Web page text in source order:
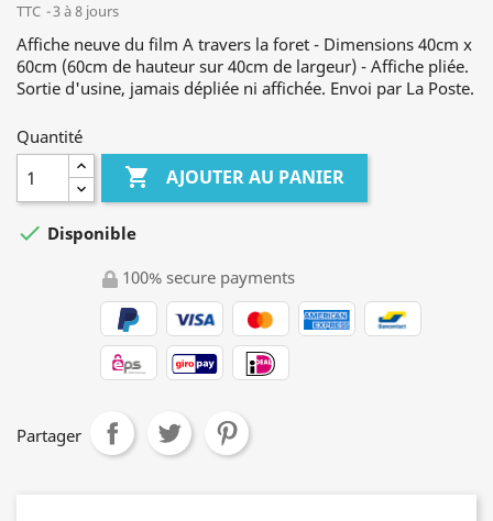
TTC 3 à 8 jours
Affiche neuve du film A travers la foret - Dimensions 40cm x
60cm (60cm de hauteur sur 40cm de largeur) - Affiche pliée.
Sortie d'usine, jamais dépliée ni affichée. Envoi par La Poste.
Quantité
 AJOUTER AU PANIER
 Disponible
100% secure payments
Partager